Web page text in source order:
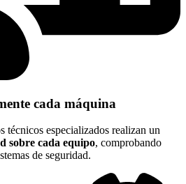
cada máquina
técnicos especializados realizan un
sobre cada equipo, comprobando
de seguridad.